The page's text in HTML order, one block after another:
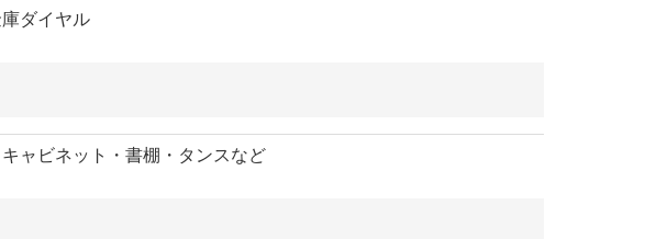
ダイヤル
ャビネット・書棚・タンスなど